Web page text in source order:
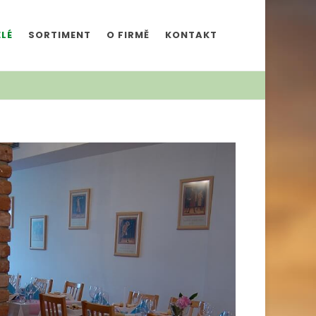
SORTIMENT O FIRMĚ KONTAKT